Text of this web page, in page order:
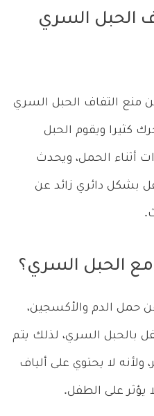
الحبل السري
منع التفاف الحبل السري
كثيرا ويقوم الحبل
أثناء الحمل، ويحدث
بشكل دائري زائد عن
الحبل السري؟
حمل الدم والأكسجين،
بالحبل السري، لذلك يتم
لا يحتوي على ألياف
يؤثر على الطفل.